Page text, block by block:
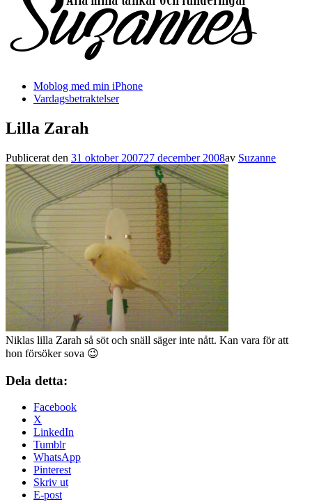
Moblog med min iPhone
Vardagsbetraktelser
Lilla Zarah
Publicerat den 31 oktober 200727 december 2008av Suzanne
Niklas lilla Zarah så söt och snäll säger inte nått. Kan vara för att
hon försöker sova 😉
Dela detta:
Facebook
X
LinkedIn
Tumblr
WhatsApp
Pinterest
Skriv ut
E-post